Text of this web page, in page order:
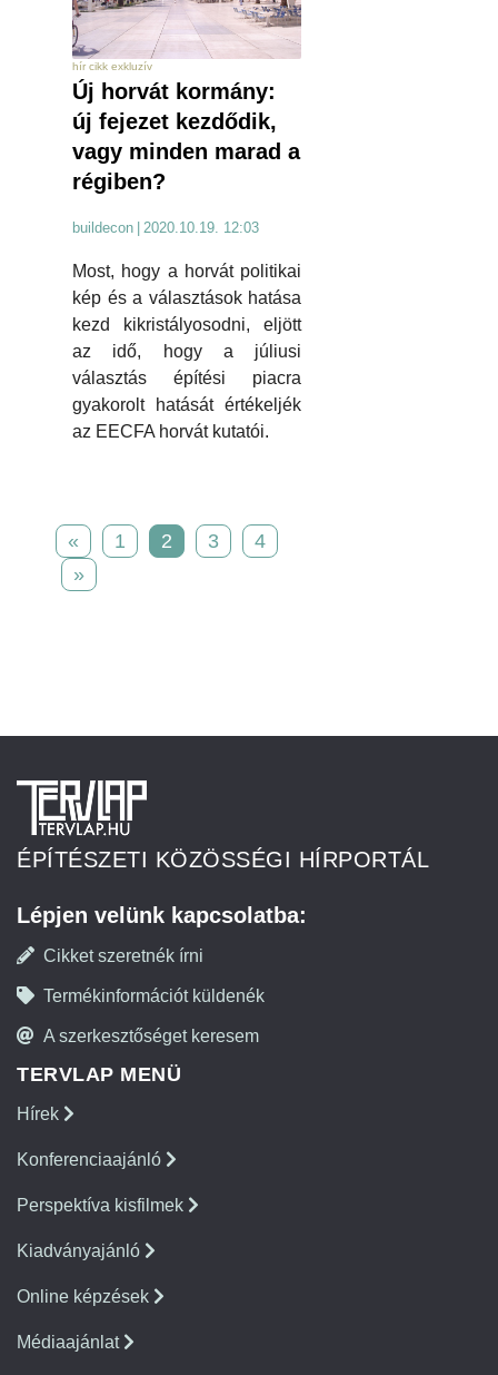
hír cikk exkluzív
Új horvát kormány:
új fejezet kezdődik,
vagy minden marad a
régiben?
buildecon 2020.10.19. 12:03
Most, hogy a horvát politikai
kép és a választások hatása
kezd kikristályosodni, eljött
az idő, hogy a júliusi
választás építési piacra
gyakorolt hatását értékeljék
az EECFA horvát kutatói.
« 1 2 3
4
»
ÉPÍTÉSZETI KÖZÖSSÉGI HÍRPORTÁL
Lépjen velünk kapcsolatba:
Cikket szeretnék írni
Termékinformációt küldenék
A szerkesztőséget keresem
TERVLAP MENÜ
Hírek
Konferenciaajánló
Perspektíva kisfilmek
Kiadványajánló
Online képzések
Médiaajánlat